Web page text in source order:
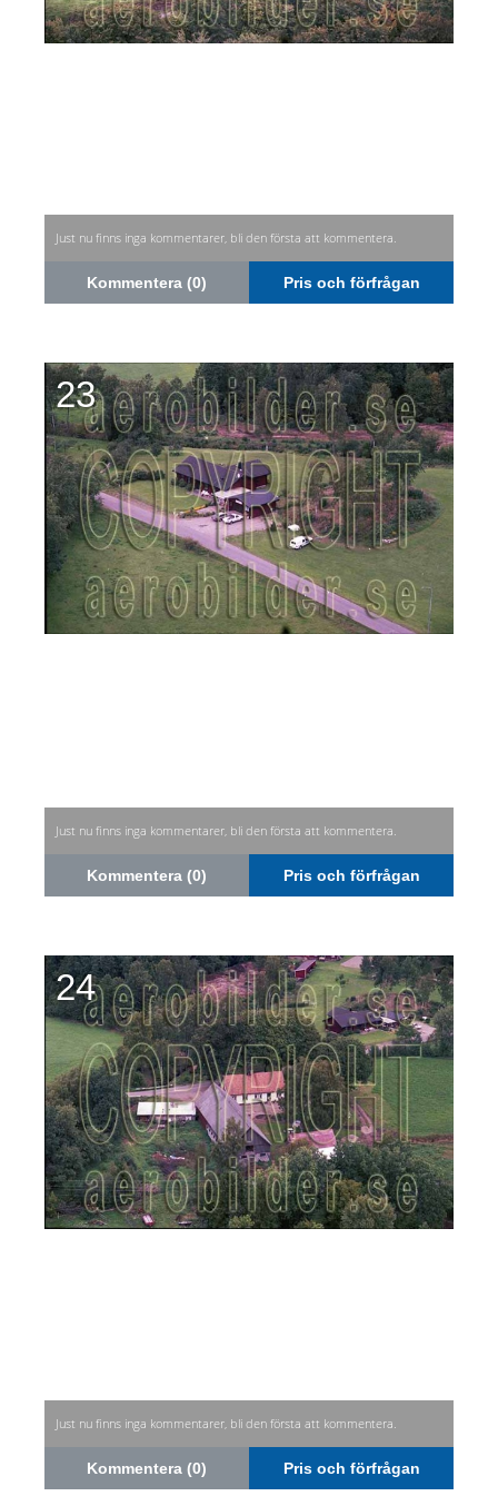
Just nu finns inga kommentarer, bli den första att kommentera.
Kommentera (0) Pris och förfrågan
23
Just nu finns inga kommentarer, bli den första att kommentera.
Kommentera (0) Pris och förfrågan
24
Just nu finns inga kommentarer, bli den första att kommentera.
Kommentera (0) Pris och förfrågan